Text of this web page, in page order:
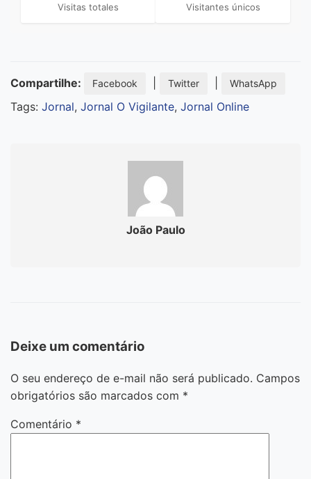
Visitas totales Visitantes únicos
Compartilhe: Facebook Twitter WhatsApp
Tags: Jornal, Jornal O Vigilante, Jornal Online
João Paulo
Deixe um comentário
O seu endereço de e-mail não será publicado. Campos
obrigatórios são marcados com *
Comentário *